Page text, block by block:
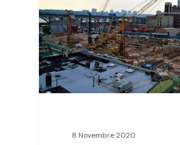
8 Novembre 2020